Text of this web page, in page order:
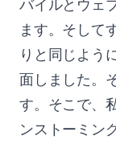
バイルとウェ
ます。そして
りと同じよう
面しました。
す。そこで、
ンストーミン